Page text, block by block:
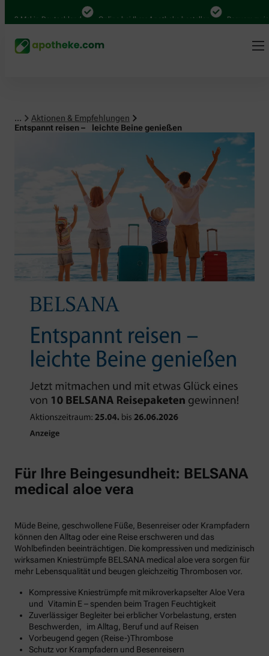
in Deutschland Online bei Ihrer Apotheke bestellen Bequem zwischen
...
Aktionen & Empfehlungen
Entspannt reisen – leichte Beine genießen
Für Ihre Beingesundheit: BELSANA
medical aloe vera
Müde Beine, geschwollene Füße, Besenreiser oder Krampfadern
können den Alltag oder eine Reise erschweren und das
Wohlbefinden beeinträchtigen. Die kompressiven und medizinisch
wirksamen Kniestrümpfe BELSANA medical aloe vera sorgen für
mehr Lebensqualität und beugen gleichzeitig Thrombosen vor.
Kompressive Kniestrümpfe mit mikroverkapselter Aloe Vera
und Vitamin E – spenden beim Tragen Feuchtigkeit
Zuverlässiger Begleiter bei erblicher Vorbelastung, ersten
Beschwerden, im Alltag, Beruf und auf Reisen
Vorbeugend gegen (Reise-)Thrombose
Schutz vor Krampfadern und Besenreisern